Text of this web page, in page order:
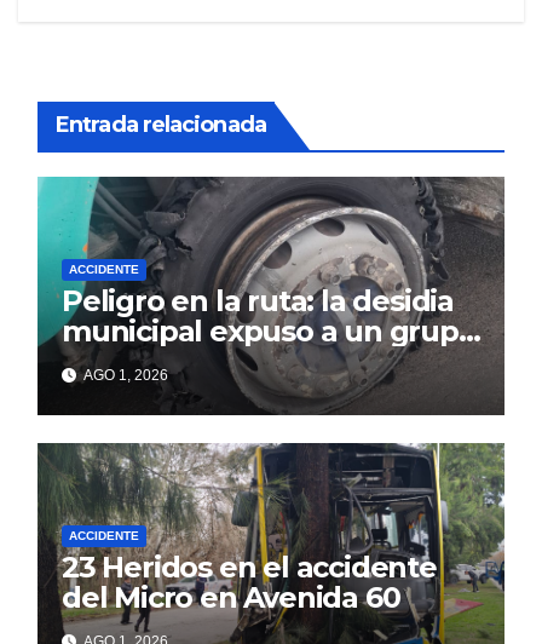
Entrada relacionada
ACCIDENTE
Peligro en la ruta: la desidia
municipal expuso a un grupo
de berissenses
AGO 1, 2026
ACCIDENTE
23 Heridos en el accidente
del Micro en Avenida 60